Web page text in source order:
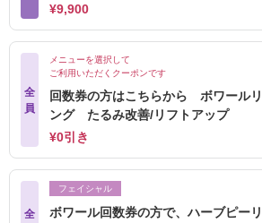
¥9,900
全
員
メニューを選択して
ご利用いただくクーポンです
回数券の方はこちらから ボワール
ング たるみ改善/リフトアップ
¥0引き
全
フェイシャル
ボワール回数券の方で、ハーブピー